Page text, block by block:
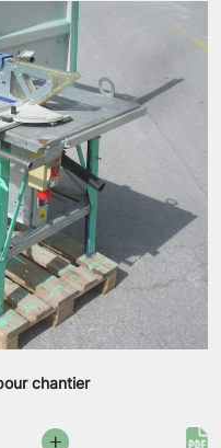
chantier